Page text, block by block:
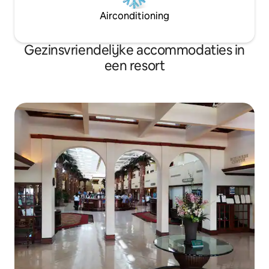
Airconditioning
Gezinsvriendelijke accommodaties in
een resort